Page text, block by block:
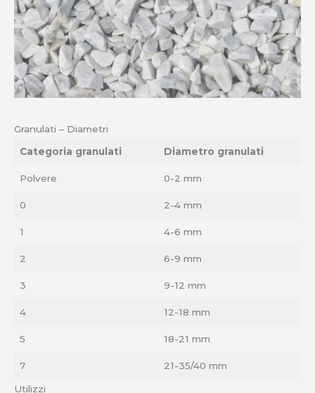
Granulati – Diametri
Categoria granulati
Diametro granulati
Polvere 0-2 mm
0 2-4 mm
1 4-6 mm
2 6-9 mm
3 9-12 mm
4 12-18 mm
5 18-21 mm
7 21-35/40 mm
Utilizzi